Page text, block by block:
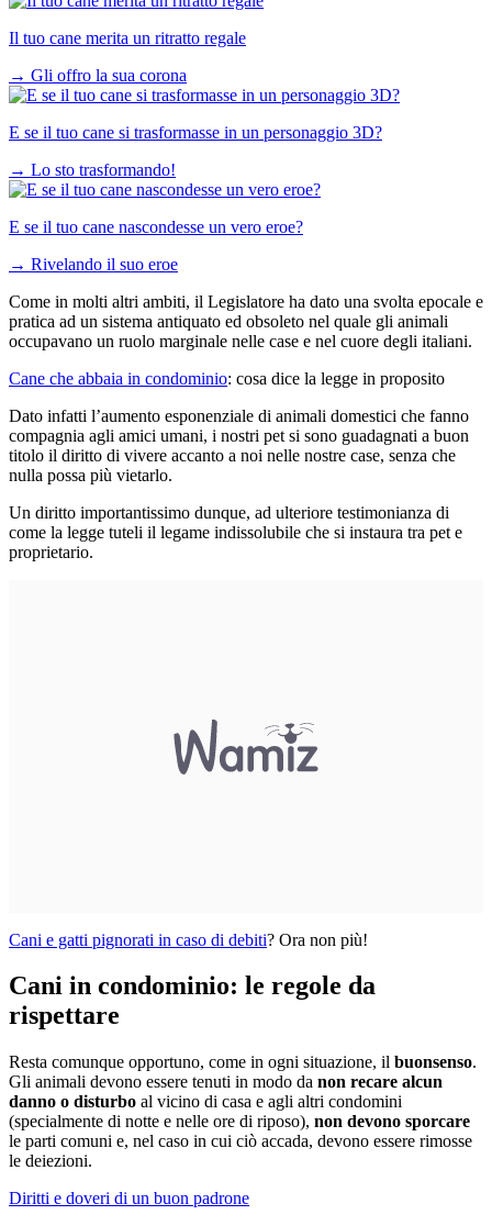
Il tuo cane merita un ritratto regale
→ Gli offro la sua corona
E se il tuo cane si trasformasse in un personaggio 3D?
→ Lo sto trasformando!
E se il tuo cane nascondesse un vero eroe?
→ Rivelando il suo eroe
Come in molti altri ambiti, il Legislatore ha dato una svolta epocale e
pratica ad un sistema antiquato ed obsoleto nel quale gli animali
occupavano un ruolo marginale nelle case e nel cuore degli italiani.
Cane che abbaia in condominio: cosa dice la legge in proposito
Dato infatti l’aumento esponenziale di animali domestici che fanno
compagnia agli amici umani, i nostri pet si sono guadagnati a buon
titolo il diritto di vivere accanto a noi nelle nostre case, senza che
nulla possa più vietarlo.
Un diritto importantissimo dunque, ad ulteriore testimonianza di
come la legge tuteli il legame indissolubile che si instaura tra pet e
proprietario.
Cani e gatti pignorati in caso di debiti? Ora non più!
Cani in condominio: le regole da
rispettare
Resta comunque opportuno, come in ogni situazione, il buonsenso.
Gli animali devono essere tenuti in modo da non recare alcun
danno o disturbo al vicino di casa e agli altri condomini
(specialmente di notte e nelle ore di riposo), non devono sporcare
le parti comuni e, nel caso in cui ciò accada, devono essere rimosse
le deiezioni.
Diritti e doveri di un buon padrone